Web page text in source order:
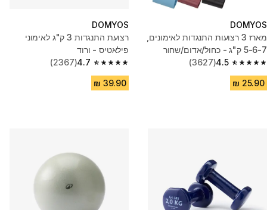
DOMYOS
מארז 3 רצועות התנגדות לאימונים,
5-6-7 ק"ג - כחול/אדום/שחור
4.5
4.5 out of 5 stars from 3627 reviews
(3627)
DOMYOS
רצועת התנגדות 3 ק"ג לאימוני
פילאטיס - ורוד
4.7
4.7 out of 5 stars from 2367 reviews
(2367)